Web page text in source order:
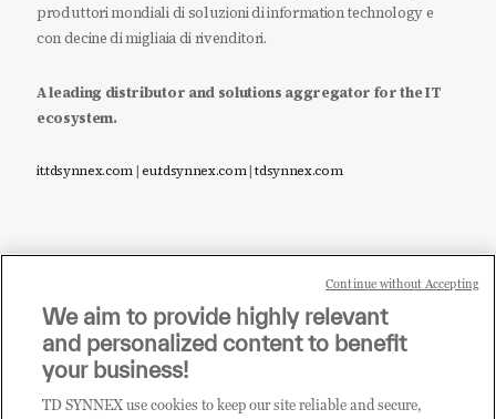
produttori mondiali di soluzioni di information technology e
con decine di migliaia di rivenditori.
A leading distributor and solutions aggregator for the IT
ecosystem.
it.tdsynnex.com|eu.tdsynnex.com|tdsynnex.com
Sei un rivenditore di tecnologia e desideri acquistare
i prodotti o le soluzioni trattate sul blog?
CLICCA QUI E DIVENTA
CLIENTE TD SYNNEX
We aim to provide highly relevant
and personalized content to benefit
your business!
TD SYNNEX use cookies to keep our site reliable and secure,
Continue without Accepting